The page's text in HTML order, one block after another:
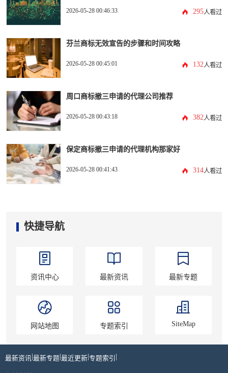
2026-05-28 00:46:33 295人看过
芬兰商标无效宣告的步骤和时间攻略
2026-05-28 00:45:01 132人看过
周口商标撤三申请的代理公司推荐
2026-05-28 00:43:18 382人看过
保定商标撤三申请的代理机构那家好
2026-05-28 00:41:43 314人看过
快捷导航
资讯中心 最新资讯 最新专题
网站地图 专题索引 SiteMap
最新资讯 最新专题 最近更新 专题索引